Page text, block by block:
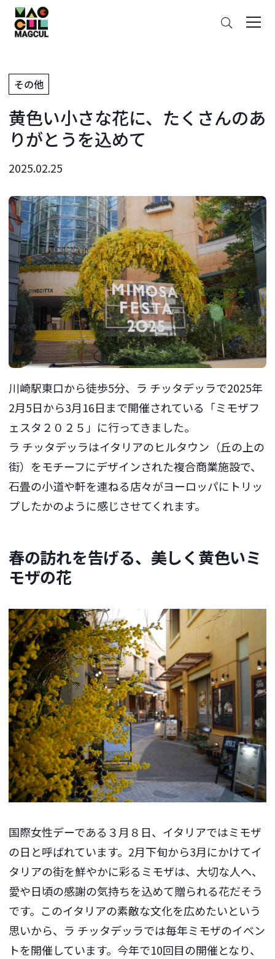
ン
テ
ン
に
ス
キ
ッ
プ
その他
黄色い小さな花に、たくさんのあ
りがとうを込めて
2025.02.25
川崎駅東口から徒歩5分、ラ チッタデッラで2025年
2月5日から3月16日まで開催されている「ミモザフ
ェスタ２０２５」に行ってきました。
ラ チッタデッラはイタリアのヒルタウン（丘の上の
街）をモチーフにデザインされた複合商業施設で、
石畳の小道や軒を連ねる店々がヨーロッパにトリッ
プしたかのように感じさせてくれます。
春の訪れを告げる、美しく黄色いミ
モザの花
国際女性デーである３月８日、イタリアではミモザ
の日と呼ばれています。2月下旬から3月にかけてイ
タリアの街を鮮やかに彩るミモザは、大切な人へ、
愛や日頃の感謝の気持ちを込めて贈られる花だそう
です。このイタリアの素敵な文化を広めたいという
思いから、ラ チッタデッラでは毎年ミモザのイベン
トを開催しています。今年で10回目の開催となり、